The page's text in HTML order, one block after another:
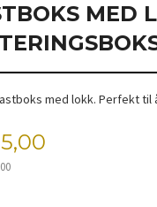
MED
med lokk. Perfekt
5,00